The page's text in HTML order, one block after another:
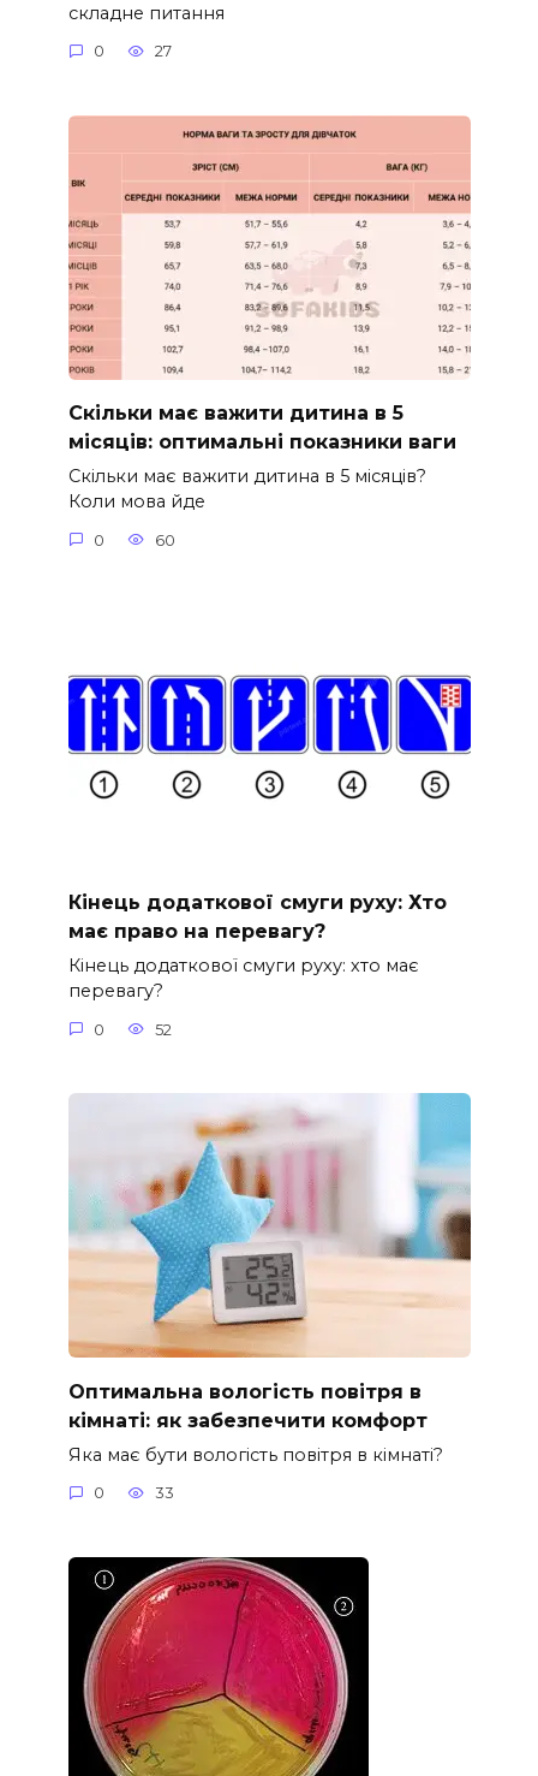
складне питання
0 27
Скільки має важити дитина в 5
місяців: оптимальні показники ваги
Скільки має важити дитина в 5 місяців?
Коли мова йде
0 60
Кінець додаткової смуги руху: Хто
має право на перевагу?
Кінець додаткової смуги руху: хто має
перевагу?
0 52
Оптимальна вологість повітря в
кімнаті: як забезпечити комфорт
Яка має бути вологість повітря в кімнаті?
0 33